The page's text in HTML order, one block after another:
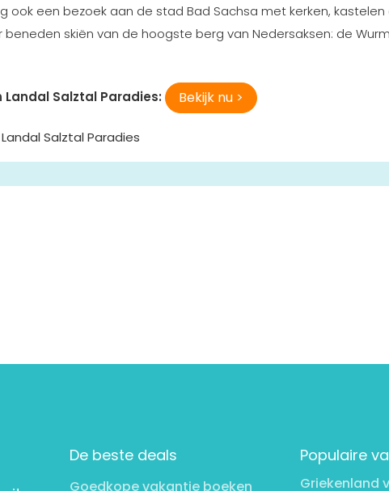
ook een bezoek aan de stad Bad Sachsa met kerken, kastelen
skiën van de hoogste berg van Nedersaksen: de
Salztal Paradies: Bekijk nu >
Landal Salztal Paradies
De beste deals
Goedkope vakantie boeken
Populaire
Griekenland